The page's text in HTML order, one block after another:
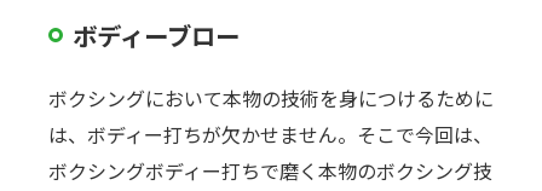
ボディーブロー
ボクシングにおいて本物の技術を身につけるために
は、ボディー打ちが欠かせません。そこで今回は、
ボクシングボディー打ちで磨く本物のボクシング技